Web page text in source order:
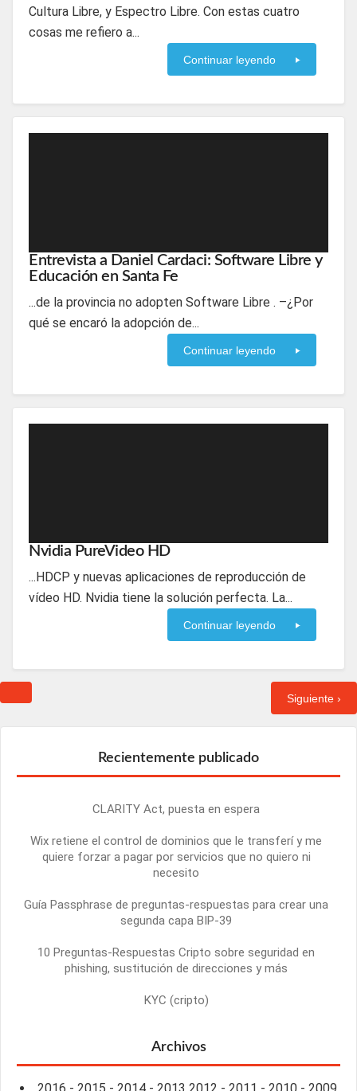
Cultura Libre, y Espectro Libre. Con estas cuatro
cosas me refiero a...
Continuar leyendo
Entrevista a Daniel Cardaci: Software Libre y
Educación en Santa Fe
...de la provincia no adopten Software Libre . –¿Por
qué se encaró la adopción de...
Continuar leyendo
Nvidia PureVideo HD
...HDCP y nuevas aplicaciones de reproducción de
vídeo HD. Nvidia tiene la solución perfecta. La...
Continuar leyendo
Siguiente ›
Recientemente publicado
CLARITY Act, puesta en espera
Wix retiene el control de dominios que le transferí y me
quiere forzar a pagar por servicios que no quiero ni
necesito
Guía Passphrase de preguntas-respuestas para crear una
segunda capa BIP-39
10 Preguntas-Respuestas Cripto sobre seguridad en
phishing, sustitución de direcciones y más
KYC (cripto)
Archivos